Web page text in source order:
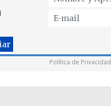
Política de Privacidad